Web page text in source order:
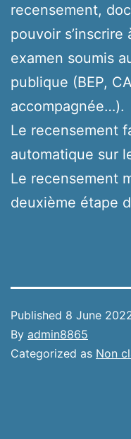
recensement,
pouvoir
examen soumis
publique (BEP,
accompagnée…).
Le recensement
automatique sur
Le recensement
deuxième étape
Published 8 June
By admin8865
Categorized as Non